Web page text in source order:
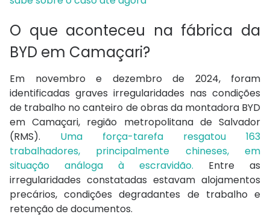
O que aconteceu na fábrica da
BYD em Camaçari?
Em novembro e dezembro de 2024, foram
identificadas graves irregularidades nas condições
de trabalho no canteiro de obras da montadora BYD
em Camaçari, região metropolitana de Salvador
(RMS). Uma força-tarefa resgatou 163
trabalhadores, principalmente chineses, em
situação análoga à escravidão. Entre as
irregularidades constatadas estavam alojamentos
precários, condições degradantes de trabalho e
retenção de documentos.